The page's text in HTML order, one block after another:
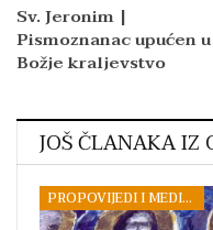
Sv. Jeronim |
Pismoznanac upućen u
Božje kraljevstvo
JOŠ ČLANAKA IZ
PROPOVIJEDI I MEDITACIJE